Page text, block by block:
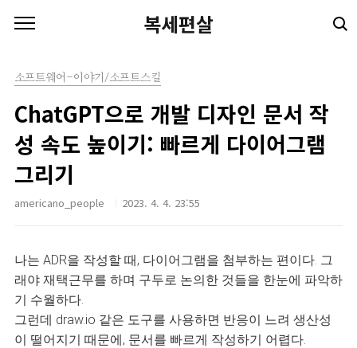
복세편살
소프트웨어-이야기/소프트스킬
ChatGPT으로 개발 디자인 문서 작
성 속도 높이기: 빠르게 다이어그램
그리기
americano_people 2023. 4. 4. 23:55
나는 ADR을 작성할 때, 다이어그램을 첨부하는 편이다. 그
래야 재택근무를 하며 구두로 논의한 것들을 한눈에 파악하
기 수월하다.
그런데 draw.io 같은 도구를 사용하면 반응이 느려 생산성
이 떨어지기 때문에, 문서를 빠르게 작성하기 어렵다.